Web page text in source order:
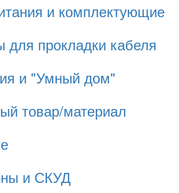
и комплектующие
для прокладки кабеля
и "Умный дом"
товар/материал
и СКУД